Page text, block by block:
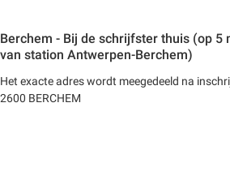
Berchem - Bij de schrijfster thuis (op 5
van station Antwerpen-Berchem)
Het exacte adres wordt meegedeeld na
2600 BERCHEM